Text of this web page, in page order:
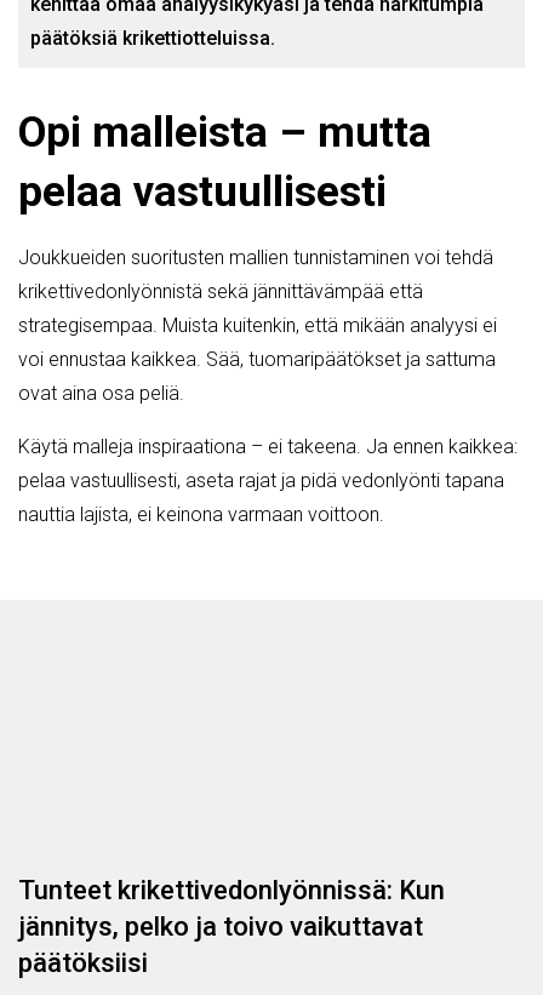
päätöksiä krikettiotteluissa.
Opi malleista – mutta
pelaa vastuullisesti
Joukkueiden suoritusten mallien tunnistaminen voi tehdä
krikettivedonlyönnistä sekä jännittävämpää että
strategisempaa. Muista kuitenkin, että mikään analyysi ei
voi ennustaa kaikkea. Sää, tuomaripäätökset ja sattuma
ovat aina osa peliä.
Käytä malleja inspiraationa – ei takeena. Ja ennen kaikkea:
pelaa vastuullisesti, aseta rajat ja pidä vedonlyönti tapana
nauttia lajista, ei keinona varmaan voittoon.
Tunteet krikettivedonlyönnissä: Kun
jännitys, pelko ja toivo vaikuttavat
päätöksiisi